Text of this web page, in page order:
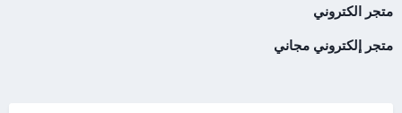
متجر الكتروني
متجر إلكتروني مجاني